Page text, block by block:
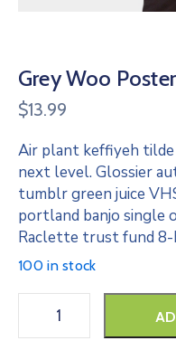
Grey Woo Poster
$13.99
Air plant keffiyeh tilde
next level. Glossier
tumblr green juice
portland banjo single
Raclette trust fund
100 in stock